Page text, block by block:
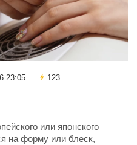
23:05
123
или японского
на форму или блеск,